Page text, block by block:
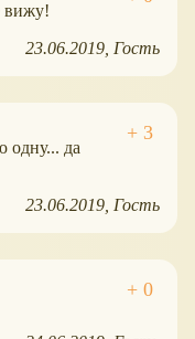
вижу!
23.06.2019 Гость
одну... да
23.06.2019 Гость